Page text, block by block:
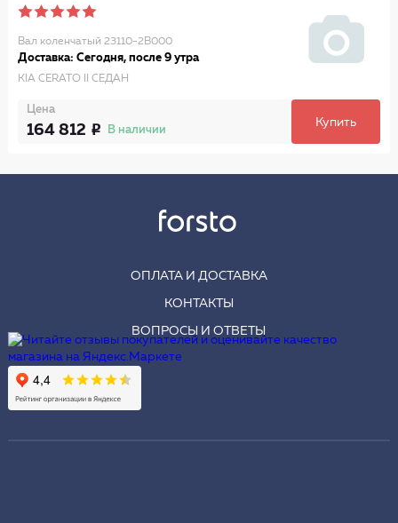
Вал коленчатый 23110-2B000
Доставка: Сегодня, после 9 утра
KIA CERATO II СЕДАН
Цена
164 812 В наличии
Купить
ОПЛАТА И ДОСТАВКА
КОНТАКТЫ
ВОПРОСЫ И ОТВЕТЫ